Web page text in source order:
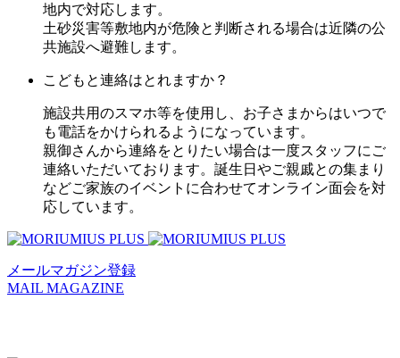
地内で対応します。
土砂災害等敷地内が危険と判断される場合は近隣の公
共施設へ避難します。
こどもと連絡はとれますか？
施設共用のスマホ等を使用し、お子さまからはいつで
も電話をかけられるようになっています。
親御さんから連絡をとりたい場合は一度スタッフにご
連絡いただいております。誕生日やご親戚との集まり
などご家族のイベントに合わせてオンライン面会を対
応しています。
メールマガジン登録
MAIL MAGAZINE